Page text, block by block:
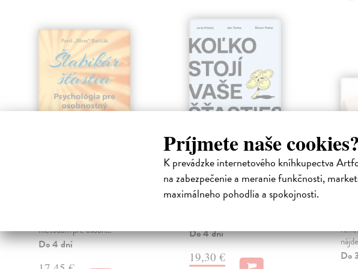
Príjmete naše cookies?
K prevádzke internetového kníhkupectva
na zabezpečenie a meranie funkčnosti,
maximálneho pohodlia a spokojnosti.
metódam pre osobn...
Do 4 dní
Koľko stojí vaše
šťastie?
Hrbatý Juraj| Kniha
Do 4 dní
19,30 €
120
Do